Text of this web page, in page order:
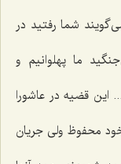
شما رفتید در
ما پهلوانیم و
قضیه در عاشورا
خود محفوظ ولی جریان